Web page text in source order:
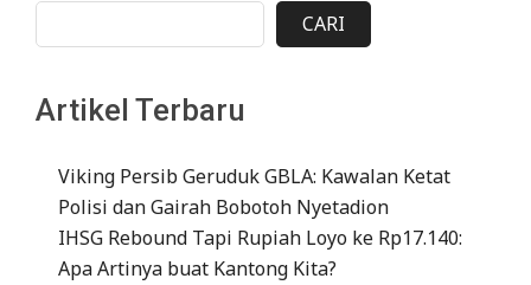
CARI
Artikel Terbaru
Viking Persib Geruduk GBLA: Kawalan Ketat
Polisi dan Gairah Bobotoh Nyetadion
IHSG Rebound Tapi Rupiah Loyo ke Rp17.140:
Apa Artinya buat Kantong Kita?